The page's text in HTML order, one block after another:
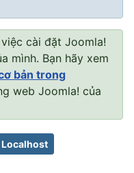
cài đặt Joomla!
mình. Bạn hãy xem
bản trong
web Joomla! của
Localhost